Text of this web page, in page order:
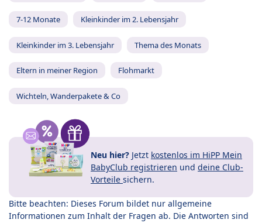
7-12 Monate Kleinkinder im 2. Lebensjahr
Kleinkinder im 3. Lebensjahr Thema des Monats
Eltern in meiner Region Flohmarkt
Wichteln, Wanderpakete & Co
Neu hier? Jetzt kostenlos im HiPP Mein
BabyClub registrieren und deine Club-
Vorteile sichern.
Bitte beachten: Dieses Forum bildet nur allgemeine
Informationen zum Inhalt der Fragen ab. Die Antworten sind